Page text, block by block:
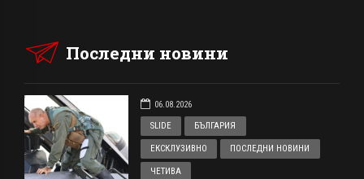
Последни новини
06.08.2026
SLIDE
БЪЛГАРИЯ
ЕКСКЛУЗИВНО ПОСЛЕДНИ НОВИНИ
ЧЕТИВА